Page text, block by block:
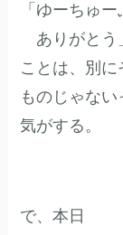
「ゆーちゅ
ありがとう
ことは、別
ものじゃな
気がする。
で、本日